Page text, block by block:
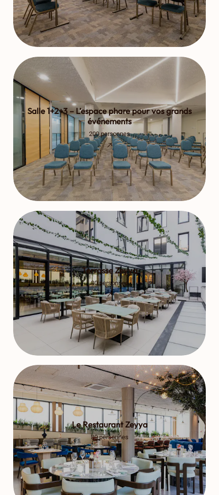
Salle 1+2+3 – L’espace phare pour vos grands
événements
200 personnes
Terrasse Zeyya
80 personnes
Le Restaurant Zeyya
80 personnes